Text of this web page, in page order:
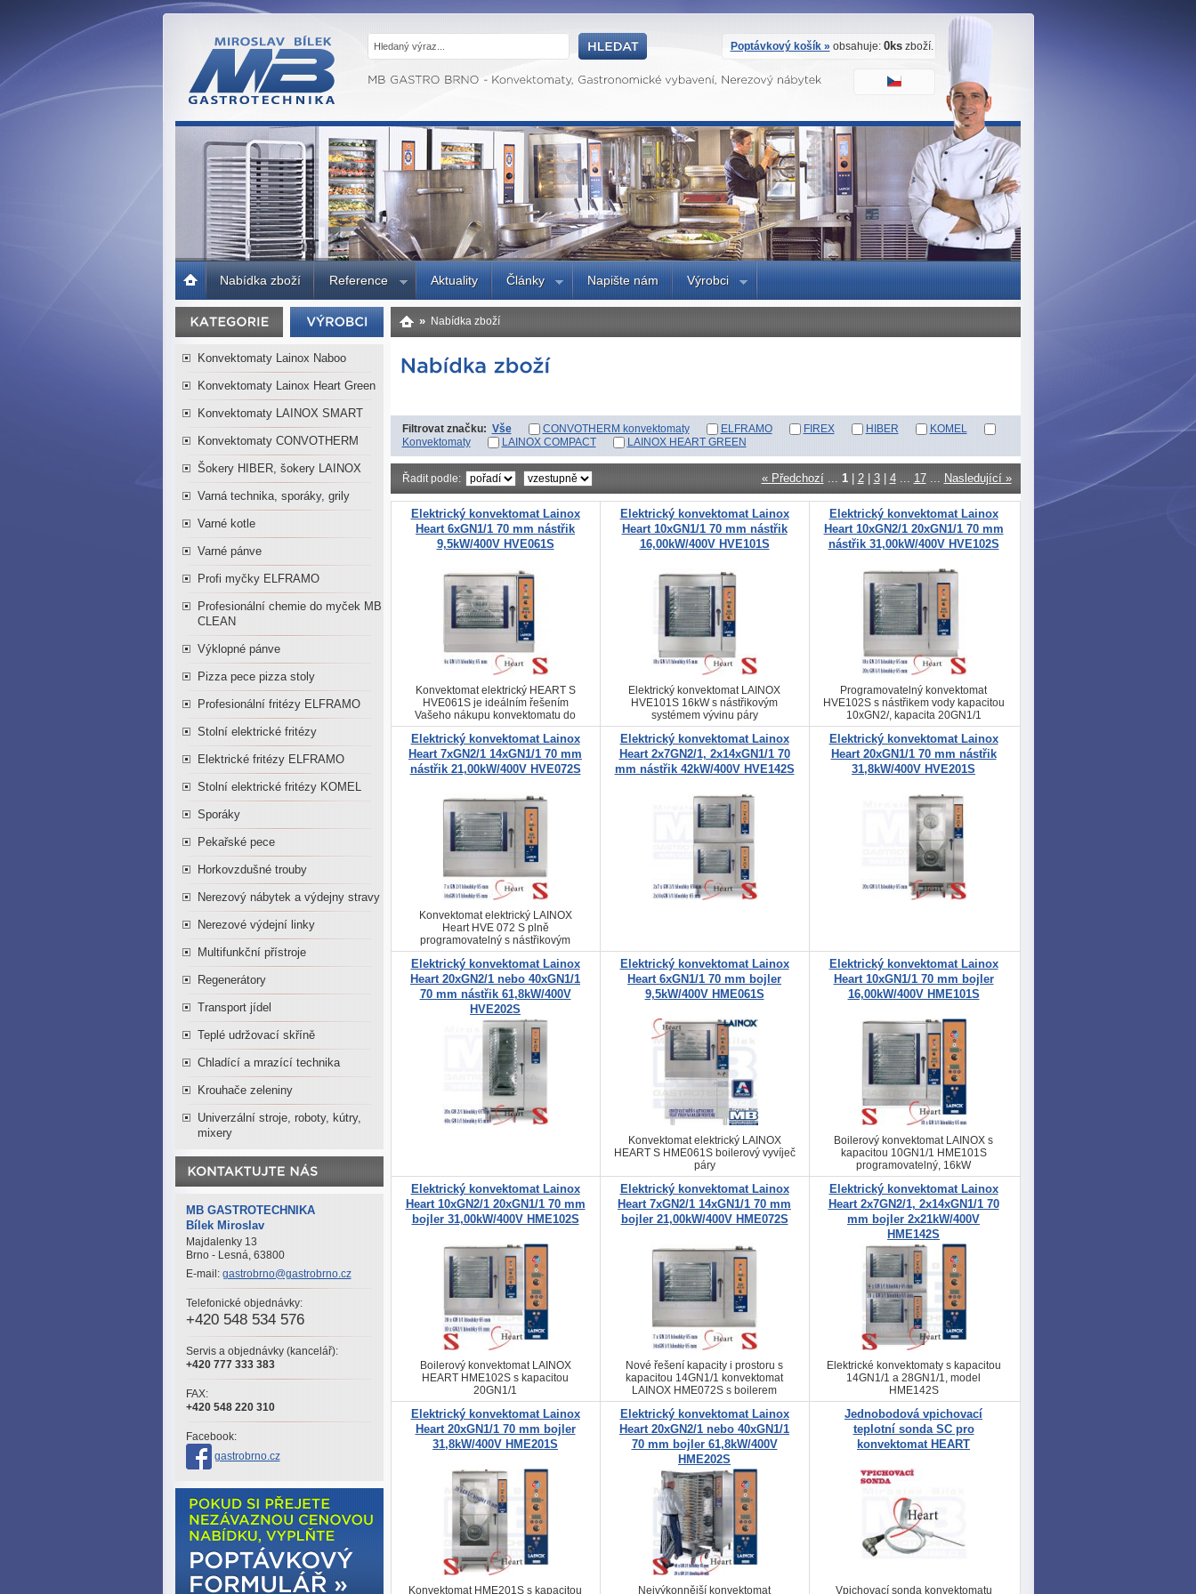
MB GASTRO
BRNO -
Gastrotechnika,
profesionální
kuchyně
Poptávkový košík » obsahuje: 0kszboží.
strana
Nabídka zboží Reference Aktuality Články Napište nám Výrobci
Konvektomaty Lainox Naboo
Konvektomaty Lainox Heart Green
Konvektomaty LAINOX SMART
Konvektomaty CONVOTHERM
Šokery HIBER, šokery LAINOX
Varná technika, sporáky, grily
Varné kotle
Varné pánve
Profi myčky ELFRAMO
Profesionální chemie do myček MB
CLEAN
Výklopné pánve
Pizza pece pizza stoly
Profesionální fritézy ELFRAMO
Stolní elektrické fritézy
Elektrické fritézy ELFRAMO
Stolní elektrické fritézy KOMEL
Sporáky
Pekařské pece
Horkovzdušné trouby
Nerezový nábytek a výdejny stravy
Nerezové výdejní linky
Multifunkční přístroje
Regenerátory
Transport jídel
Teplé udržovací skříně
Chladící a mrazící technika
Krouhače zeleniny
Univerzální stroje, roboty, kútry,
mixery
MB GASTROTECHNIKA
Bílek Miroslav
Majdalenky 13
Brno - Lesná, 63800
E-mail: gastrobrno@gastrobrno.cz
Telefonické objednávky:
+420 548 534 576
Servis a objednávky (kancelář):
+420 777 333 383
FAX:
+420 548 220 310
Facebook:
gastrobrno.cz
» Nabídka zboží
Filtrovat značku: Vše CONVOTHERM konvektomaty ELFRAMO FIREX HIBER
KOMEL
Konvektomaty
LAINOX COMPACT LAINOX HEART GREEN
Řadit podle: « Předchozí... 1| 2| 3| 4... 17... Nasledující »
Elektrický konvektomat Lainox
Heart 6xGN1/1 70 mm nástřik
9,5kW/400V HVE061S
Konvektomat elektrický HEART S
HVE061S je ideálním řešením
Vašeho nákupu konvektomatu do
moderní kuchyně
Elektrický konvektomat Lainox
Heart 10xGN1/1 70 mm nástřik
16,00kW/400V HVE101S
Elektrický konvektomat LAINOX
HVE101S 16kW s nástřikovým
systémem vývinu páry
Elektrický konvektomat Lainox
Heart 10xGN2/1 20xGN1/1 70 mm
nástřik 31,00kW/400V HVE102S
Programovatelný konvektomat
HVE102S s nástřikem vody kapacitou
10xGN2/, kapacita 20GN1/1
Elektrický konvektomat Lainox
Heart 7xGN2/1 14xGN1/1 70 mm
nástřik 21,00kW/400V HVE072S
Konvektomat elektrický LAINOX
Heart HVE 072 S plně
programovatelný s nástřikovým
systémem vývinu páry
Elektrický konvektomat Lainox
Heart 2x7GN2/1, 2x14xGN1/1 70
mm nástřik 42kW/400V HVE142S
Elektrický konvektomat Lainox
Heart 20xGN1/1 70 mm nástřik
31,8kW/400V HVE201S
Elektrický konvektomat Lainox
Heart 20xGN2/1 nebo 40xGN1/1
70 mm nástřik 61,8kW/400V
HVE202S
Elektrický konvektomat Lainox
Heart 6xGN1/1 70 mm bojler
9,5kW/400V HME061S
Konvektomat elektrický LAINOX
HEART S HME061S boilerový vyvíječ
páry
Elektrický konvektomat Lainox
Heart 10xGN1/1 70 mm bojler
16,00kW/400V HME101S
Boilerový konvektomat LAINOX s
kapacitou 10GN1/1 HME101S
programovatelný, 16kW
Elektrický konvektomat Lainox
Heart 10xGN2/1 20xGN1/1 70 mm
bojler 31,00kW/400V HME102S
Boilerový konvektomat LAINOX
HEART HME102S s kapacitou
20GN1/1
Elektrický konvektomat Lainox
Heart 7xGN2/1 14xGN1/1 70 mm
bojler 21,00kW/400V HME072S
Nové řešení kapacity i prostoru s
kapacitou 14GN1/1 konvektomat
LAINOX HME072S s boilerem
Elektrický konvektomat Lainox
Heart 2x7GN2/1, 2x14xGN1/1 70
mm bojler 2x21kW/400V
HME142S
Elektrické konvektomaty s kapacitou
14GN1/1 a 28GN1/1, model
HME142S
Elektrický konvektomat Lainox
Heart 20xGN1/1 70 mm bojler
31,8kW/400V HME201S
Konvektomat HME201S s kapacitou
Elektrický konvektomat Lainox
Heart 20xGN2/1 nebo 40xGN1/1
70 mm bojler 61,8kW/400V
HME202S
Nejvýkonnější konvektomat
Jednobodová vpichovací
teplotní sonda SC pro
konvektomat HEART
Vpichovací sonda konvektomatu